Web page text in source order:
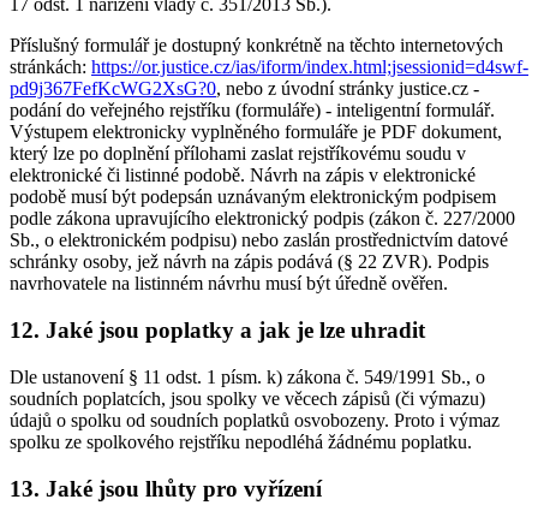
17 odst. 1 nařízení vlády č. 351/2013 Sb.).
Příslušný formulář je dostupný konkrétně na těchto internetových
stránkách: https://or.justice.cz/ias/iform/index.html;jsessionid=d4swf-
pd9j367FefKcWG2XsG?0, nebo z úvodní stránky justice.cz -
podání do veřejného rejstříku (formuláře) - inteligentní formulář.
Výstupem elektronicky vyplněného formuláře je PDF dokument,
který lze po doplnění přílohami zaslat rejstříkovému soudu v
elektronické či listinné podobě. Návrh na zápis v elektronické
podobě musí být podepsán uznávaným elektronickým podpisem
podle zákona upravujícího elektronický podpis (zákon č. 227/2000
Sb., o elektronickém podpisu) nebo zaslán prostřednictvím datové
schránky osoby, jež návrh na zápis podává (§ 22 ZVR). Podpis
navrhovatele na listinném návrhu musí být úředně ověřen.
12. Jaké jsou poplatky a jak je lze uhradit
Dle ustanovení § 11 odst. 1 písm. k) zákona č. 549/1991 Sb., o
soudních poplatcích, jsou spolky ve věcech zápisů (či výmazu)
údajů o spolku od soudních poplatků osvobozeny. Proto i výmaz
spolku ze spolkového rejstříku nepodléhá žádnému poplatku.
13. Jaké jsou lhůty pro vyřízení